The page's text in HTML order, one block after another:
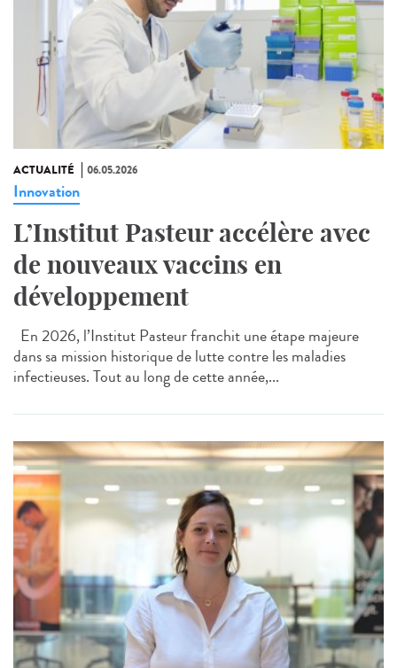
ACTUALITÉ 06.05.2026
Innovation
L’Institut Pasteur accélère avec
de nouveaux vaccins en
développement
En 2026, l’Institut Pasteur franchit une étape majeure
dans sa mission historique de lutte contre les maladies
infectieuses. Tout au long de cette année,...